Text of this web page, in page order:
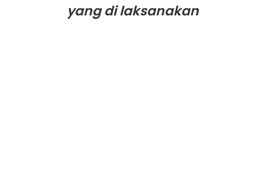
yang di laksanakan